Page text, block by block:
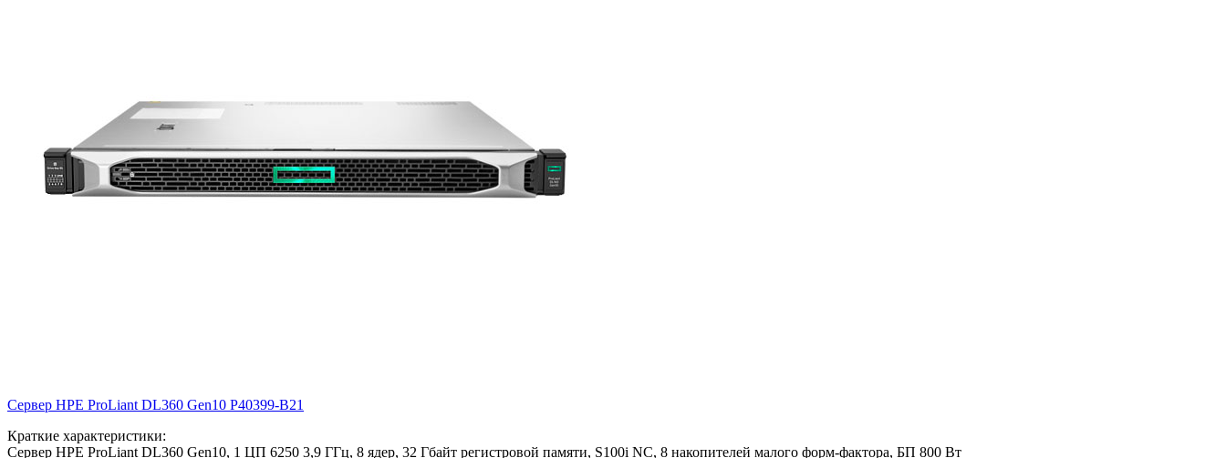
Сервер HPE ProLiant DL360 Gen10 P40399-B21
Краткие характеристики:
Сервер HPE ProLiant DL360 Gen10, 1 ЦП 6250 3,9 ГГц, 8 ядер, 32 Гбайт регистровой памяти, S100i NC, 8 накопителей малого форм-фактора, БП 800 Вт